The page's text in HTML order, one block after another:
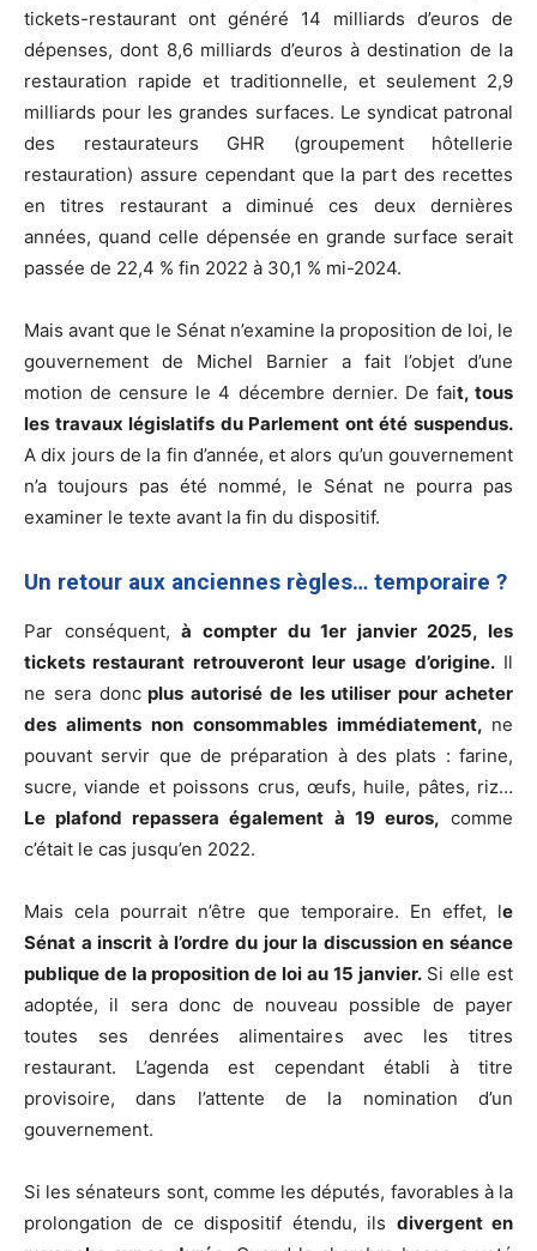
tickets-restaurant ont généré 14 milliards d’euros de
dépenses, dont 8,6 milliards d’euros à destination de la
restauration rapide et traditionnelle, et seulement 2,9
milliards pour les grandes surfaces. Le syndicat patronal
des restaurateurs GHR (groupement hôtellerie
restauration) assure cependant que la part des recettes
en titres restaurant a diminué ces deux dernières
années, quand celle dépensée en grande surface serait
passée de 22,4 % fin 2022 à 30,1 % mi-2024.
Mais avant que le Sénat n’examine la proposition de loi, le
gouvernement de Michel Barnier a fait l’objet d’une
motion de censure le 4 décembre dernier. De fait, tous
les travaux législatifs du Parlement ont été suspendus.
A dix jours de la fin d’année, et alors qu’un gouvernement
n’a toujours pas été nommé, le Sénat ne pourra pas
examiner le texte avant la fin du dispositif.
Un retour aux anciennes règles… temporaire ?
Par conséquent,à compter du 1er janvier 2025, les
tickets restaurant retrouveront leur usage d’origine.Il
ne sera doncplus autorisé de les utiliser pour acheter
des aliments non consommables immédiatement, ne
pouvant servir que de préparation à des plats : farine,
sucre, viande et poissons crus, œufs, huile, pâtes, riz…
Le plafond repassera également à 19 euros, comme
c’était le cas jusqu’en 2022.
Mais cela pourrait n’être que temporaire. En effet, le
Sénat a inscrit à l’ordre du jour la discussion en séance
publique de la proposition de loi au 15 janvier.Si elle est
adoptée, il sera donc de nouveau possible de payer
toutes ses denrées alimentaires avec les titres
restaurant. L’agenda est cependant établi à titre
provisoire, dans l’attente de la nomination d’un
gouvernement.
Si les sénateurs sont, comme les députés, favorables à la
prolongation de ce dispositif étendu, ils divergent en